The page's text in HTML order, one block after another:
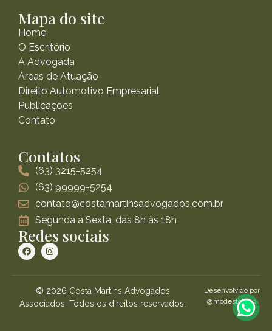
Mapa do site
Home
O Escritório
A Advogada
Áreas de Atuação
Direito Automotivo Empresarial
Publicações
Contato
Contatos
(63) 3215-5254
(63) 99999-5254
contato@costamartinsadvogados.com.br
Segunda a Sexta, das 8h às 18h
Redes sociais
© 2026 Costa Martins Advogados
Associados. Todos os direitos reservados.
Desenvolvido por
@modestoweb_